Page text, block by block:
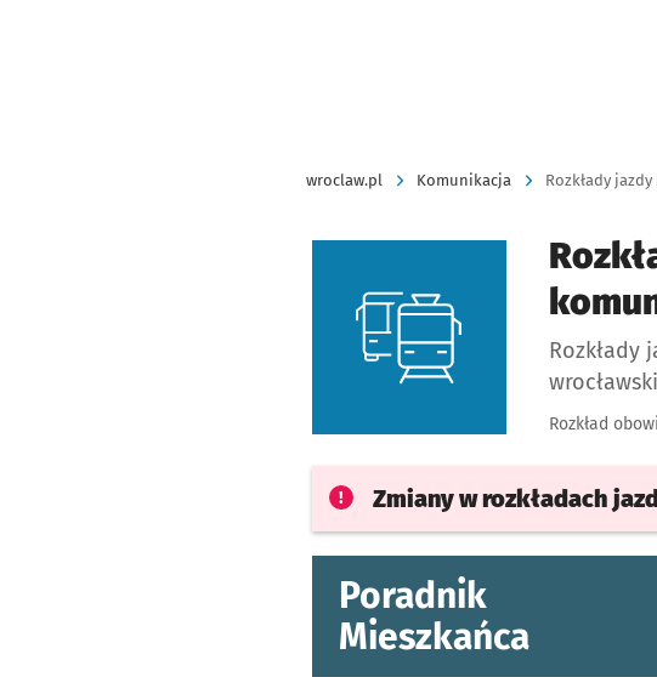
wroclaw.pl Komunikacja Rozkłady jazdy
Rozkłady
Rozkład
Zmiany w rozkładach
Poradnik
Mieszkańca